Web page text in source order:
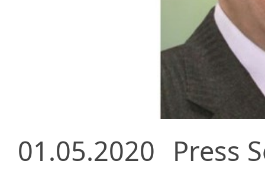
01.05.2020 Press